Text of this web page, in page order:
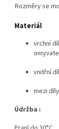
Rozměry se
Materiál
vrchní
vnitřní
mezi
Údržba :